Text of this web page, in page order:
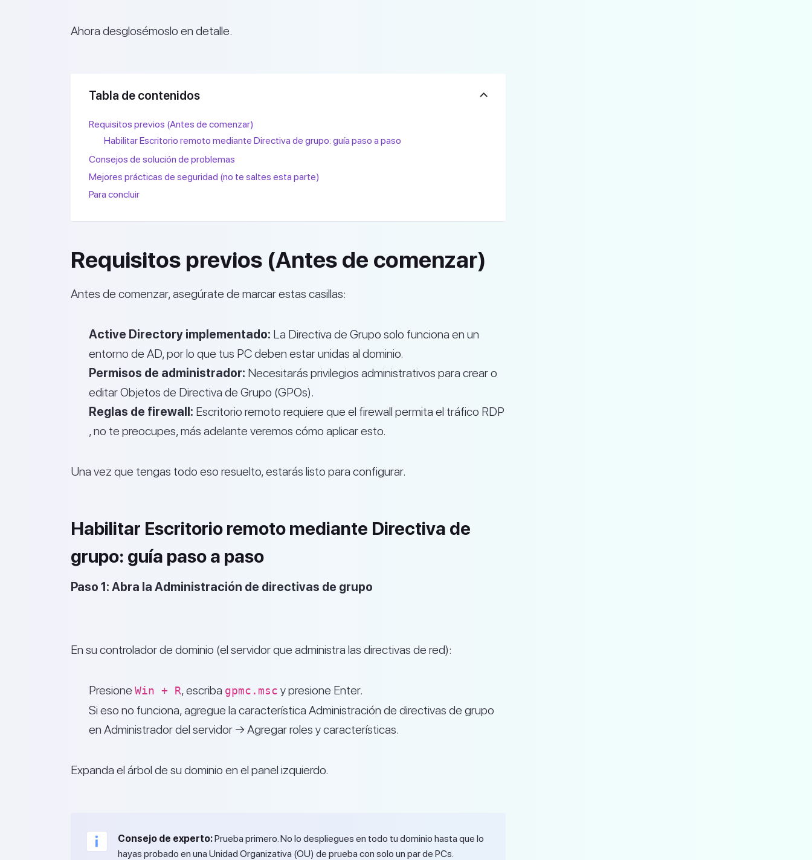
Ahora desglosémoslo en detalle.
Tabla de contenidos
Requisitos previos (Antes de comenzar)
Habilitar Escritorio remoto mediante Directiva de grupo: guía paso a paso
Consejos de solución de problemas
Mejores prácticas de seguridad (no te saltes esta parte)
Para concluir
Requisitos previos (Antes de comenzar)
Antes de comenzar, asegúrate de marcar estas casillas:
Active Directory implementado: La Directiva de Grupo solo funciona en un
entorno de AD, por lo que tus PC deben estar unidas al dominio.
Permisos de administrador: Necesitarás privilegios administrativos para crear o
editar Objetos de Directiva de Grupo (GPOs).
Reglas de firewall: Escritorio remoto requiere que el firewall permita el tráfico RDP
, no te preocupes, más adelante veremos cómo aplicar esto.
Una vez que tengas todo eso resuelto, estarás listo para configurar.
Habilitar Escritorio remoto mediante Directiva de
grupo: guía paso a paso
Paso 1: Abra la Administración de directivas de grupo
En su controlador de dominio (el servidor que administra las directivas de red):
Presione Win + R, escriba gpmc.msc y presione Enter.
Si eso no funciona, agregue la característica Administración de directivas de grupo
en Administrador del servidor → Agregar roles y características.
Expanda el árbol de su dominio en el panel izquierdo.
Consejo de experto:Prueba primero. No lo despliegues en todo tu dominio hasta que lo
hayas probado en una Unidad Organizativa (OU) de prueba con solo un par de PCs.